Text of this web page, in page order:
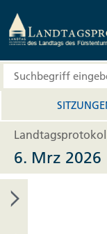
6. Mrz 2026